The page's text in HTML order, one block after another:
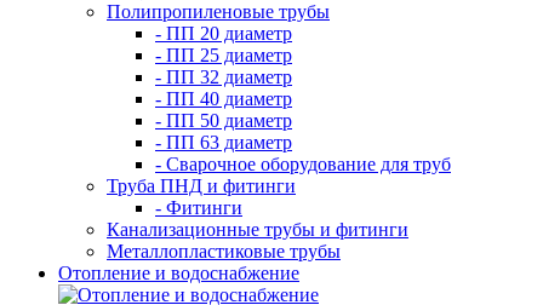
Полипропиленовые трубы
- ПП 20 диаметр
- ПП 25 диаметр
- ПП 32 диаметр
- ПП 40 диаметр
- ПП 50 диаметр
- ПП 63 диаметр
- Сварочное оборудование для труб
Труба ПНД и фитинги
- Фитинги
Канализационные трубы и фитинги
Металлопластиковые трубы
Отопление и водоснабжение